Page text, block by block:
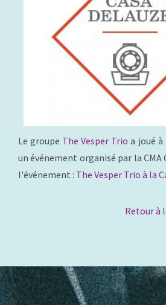
Le groupe The Vesper Trio a joué à
un événement organisé par la CMA
l'événement : The Vesper Trio à la
Retour à